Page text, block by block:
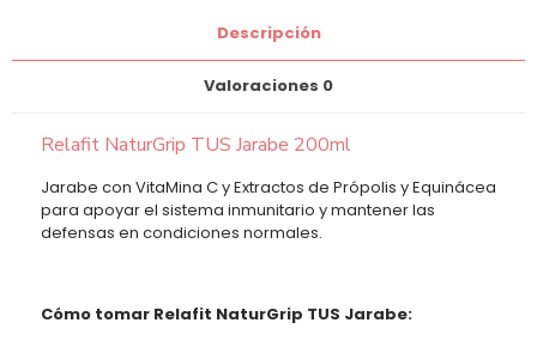
Descripción
Valoraciones 0
Relafit NaturGrip TUS Jarabe 200ml
Jarabe con VitaMina C y Extractos de Própolis y Equinácea
para apoyar el sistema inmunitario y mantener las
defensas en condiciones normales.
Cómo tomar Relafit NaturGrip TUS Jarabe: